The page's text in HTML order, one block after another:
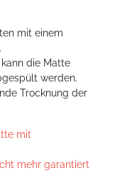
mit einem
die Matte
werden.
Trocknung der
mit
mehr garantiert